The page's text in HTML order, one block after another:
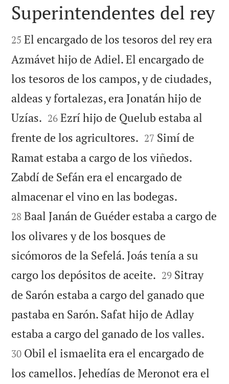

Superintendentes del rey

25 El encargado de los tesoros del rey era
Azmávet hijo de Adiel. El encargado de
los tesoros de los campos, y de ciudades,
aldeas y fortalezas, era Jonatán hijo de
Uzías. 

26 Ezrí hijo de Quelub estaba al
frente de los agricultores. 

27 Simí de
Ramat estaba a cargo de los viñedos.
Zabdí de Sefán era el encargado de
almacenar el vino en las bodegas.
28 Baal Janán de Guéder estaba a cargo de
los olivares y de los bosques de
sicómoros de la Sefelá. Joás tenía a su
cargo los depósitos de aceite. 

29 Sitray
de Sarón estaba a cargo del ganado que
pastaba en Sarón. Safat hijo de Adlay
estaba a cargo del ganado de los valles.
30 Obil el ismaelita era el encargado de
los camellos. Jehedías de Meronot era el